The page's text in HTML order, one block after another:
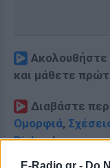
E-Radio.gr - Do
Ακολουθήστε
και μάθετε
Διαβάστε
Ομορφιά,
Pink.gr!